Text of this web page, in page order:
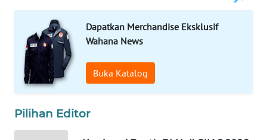
Dapatkan Merchandise Eksklusif
Wahana News
Buka Katalog
Pilihan Editor
LAPAK
WAHANA
Wahana
KONSUMEN